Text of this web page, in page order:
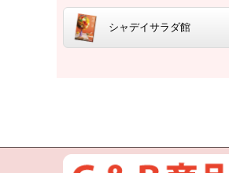
シャデイサラダ館